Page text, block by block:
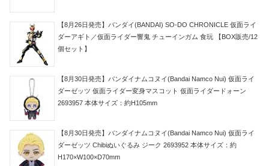
【8月26日発売】バンダイ(BANDAI) SO-DO CHRONICLE 仮面ライ
ダーアギト／仮面ライダー響鬼 チューインガム 食玩 【BOX販売/12
個セット】
【8月30日発売】バンダイナムコヌイ(Bandai Namco Nui) 仮面ライ
ダーゼッツ 仮面ライダー変身マスコット 仮面ライダードォーン
2693957 本体サイズ：約H105mm
【8月30日発売】バンダイナムコヌイ(Bandai Namco Nui) 仮面ライ
ダーゼッツ Chibiぬいぐるみ ジーク 2693952 本体サイズ：約
H170×W100×D70mm